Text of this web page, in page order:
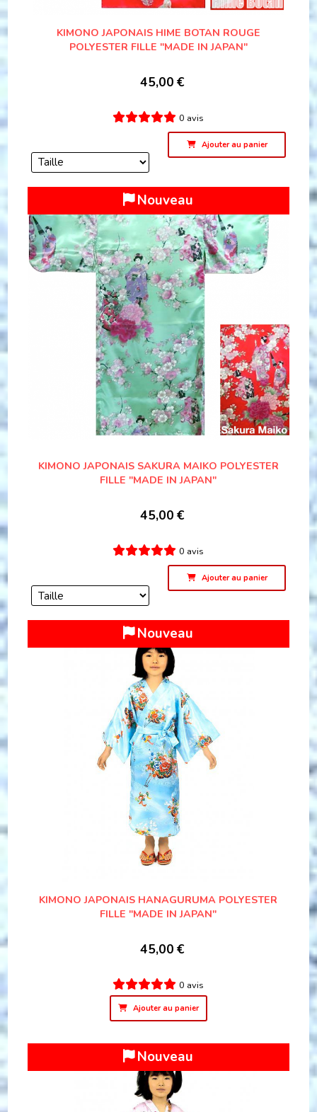
KIMONO JAPONAIS HIME BOTAN ROUGE
POLYESTER FILLE "MADE IN JAPAN"
45,00 €
0 avis
Ajouter au panier
Nouveau
KIMONO JAPONAIS SAKURA MAIKO POLYESTER
FILLE "MADE IN JAPAN"
45,00 €
0 avis
Ajouter au panier
Nouveau
KIMONO JAPONAIS HANAGURUMA POLYESTER
FILLE "MADE IN JAPAN"
45,00 €
0 avis
Ajouter au panier
Nouveau